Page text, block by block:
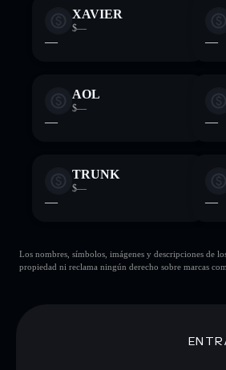
XAVIER
$—
— —
AOL
$—
— —
TRUNK
$—
— —
Los nombres, símbolos, imágenes y descripciones de
propiedad ni reclama ningún derecho sobre marcas